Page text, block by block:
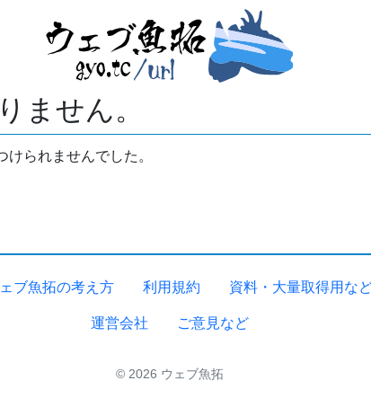
ません。
られませんでした。
ブ魚拓の考え方 利用規約 資料・大量取得用な
運営会社 ご意見など
© 2026 ウェブ魚拓